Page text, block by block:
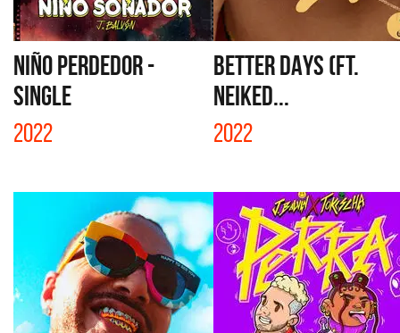
NIÑO PERDEDOR -
SINGLE
2022
BETTER DAYS (FT.
NEIKED...
2022